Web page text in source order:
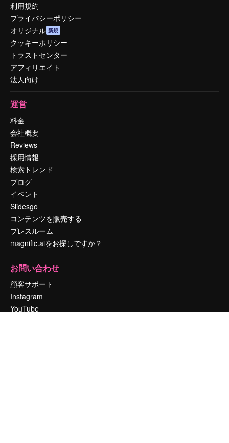
利用規約
プライバシーポリシー
オリジナル 新規
クッキーポリシー
トラストセンター
アフィリエイト
法人向け
運営
料金
会社概要
Reviews
採用情報
検索トレンド
ブログ
イベント
Slidesgo
コンテンツを販売する
プレスルーム
magnific.aiをお探しですか？
お問い合わせ
顧客サポート
Instagram
YouTube